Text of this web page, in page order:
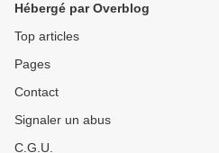
Hébergé par Overblog
Top articles
Pages
Contact
Signaler un abus
C.G.U.